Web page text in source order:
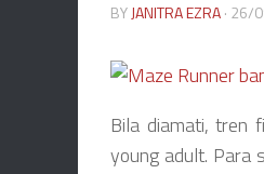
BYJANITRA EZRA· 26/
Bila diamati, tren
young adult. Para